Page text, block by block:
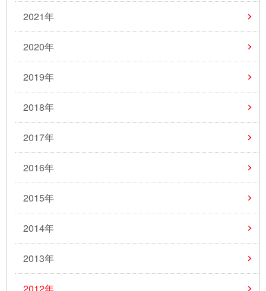
2021年
2020年
2019年
2018年
2017年
2016年
2015年
2014年
2013年